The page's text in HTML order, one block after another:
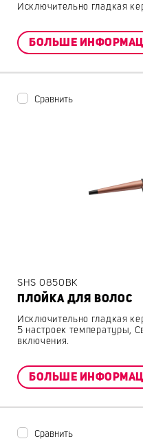
Исключительно гладкая
БОЛЬШЕ
Сравнить
SHS 0850BK
ПЛОЙКА ДЛЯ ВОЛОС
Исключительно гладкая
5 настроек температуры,
включения.
БОЛЬШЕ
Сравнить